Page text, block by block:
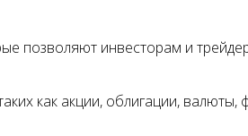
позволяют инвесторам и
как акции, облигации,